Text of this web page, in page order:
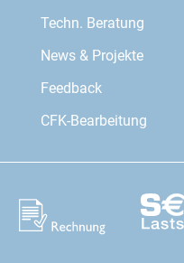
Techn. Beratung
News & Projekte
Feedback
CFK-Bearbeitung